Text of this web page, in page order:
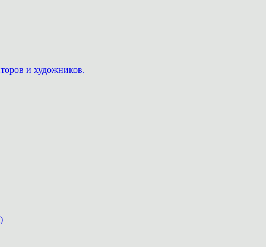
и художников.